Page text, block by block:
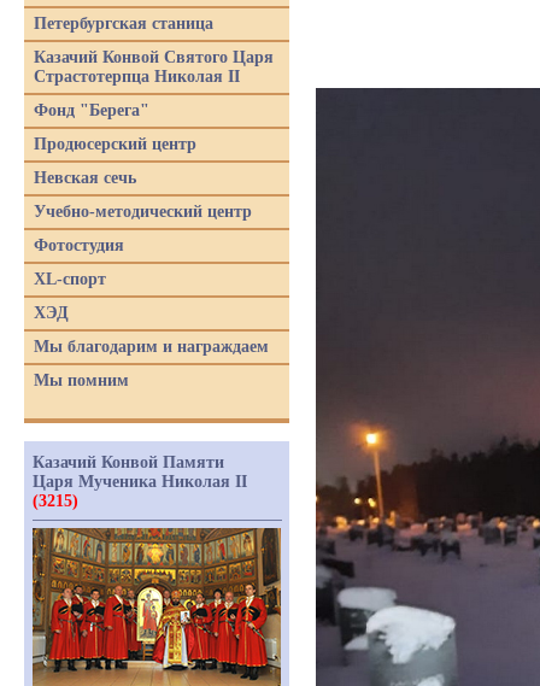
Петербургская станица
Казачий Конвой Святого Царя
Страстотерпца Николая II
Фонд "Берега"
Продюсерский центр
Невская сечь
Учебно-методический центр
Фотостудия
XL-спорт
ХЭД
Мы благодарим и награждаем
Мы помним
Казачий Конвой Памяти
Царя Мученика Николая II
(3215)